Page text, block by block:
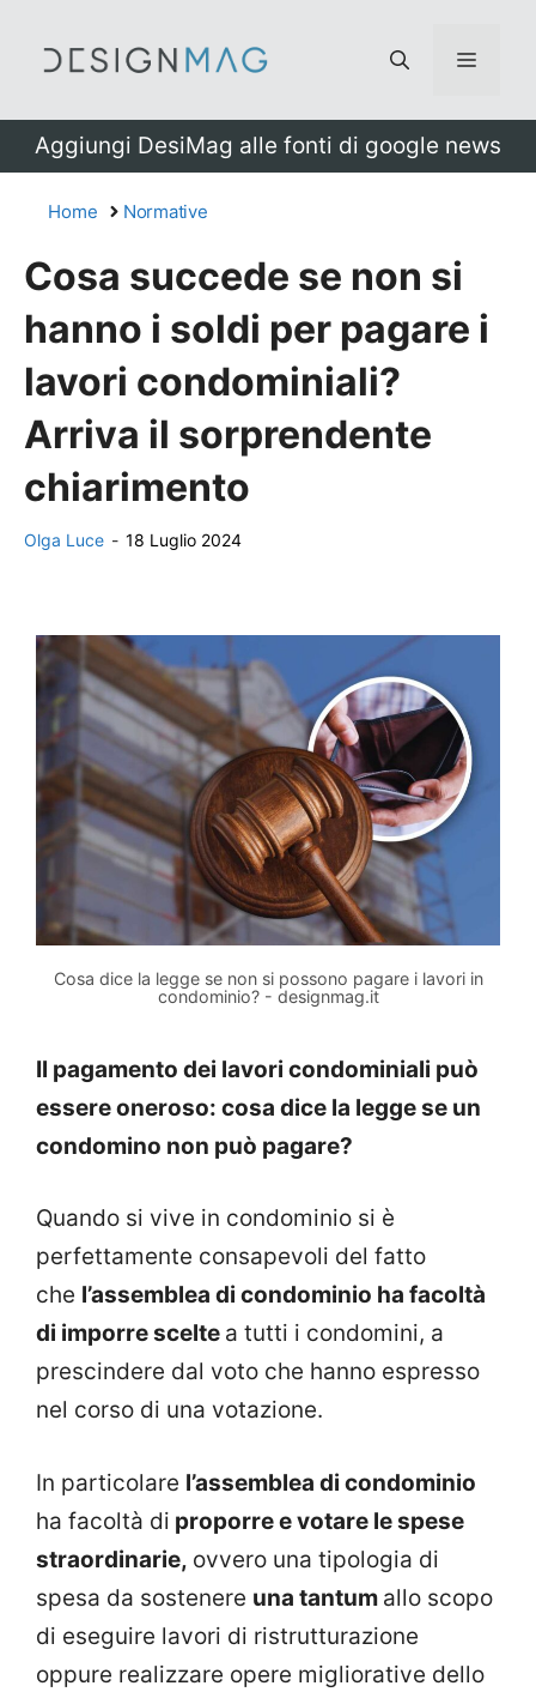
Menu
Aggiungi DesiMag alle fonti di google news
Home Normative
Cosa succede se non si
hanno i soldi per pagare i
lavori condominiali?
Arriva il sorprendente
chiarimento
Olga Luce - 18 Luglio 2024
Cosa dice la legge se non si possono pagare i lavori in
condominio? - designmag.it
Il pagamento dei lavori condominiali può
essere oneroso: cosa dice la legge se un
condomino non può pagare?
Quando si vive in condominio si è
perfettamente consapevoli del fatto
che l’assemblea di condominio ha facoltà
di imporre scelte a tutti i condomini, a
prescindere dal voto che hanno espresso
nel corso di una votazione.
In particolare l’assemblea di condominio
ha facoltà di proporre e votare le spese
straordinarie, ovvero una tipologia di
spesa da sostenere una tantum allo scopo
di eseguire lavori di ristrutturazione
oppure realizzare opere migliorative dello